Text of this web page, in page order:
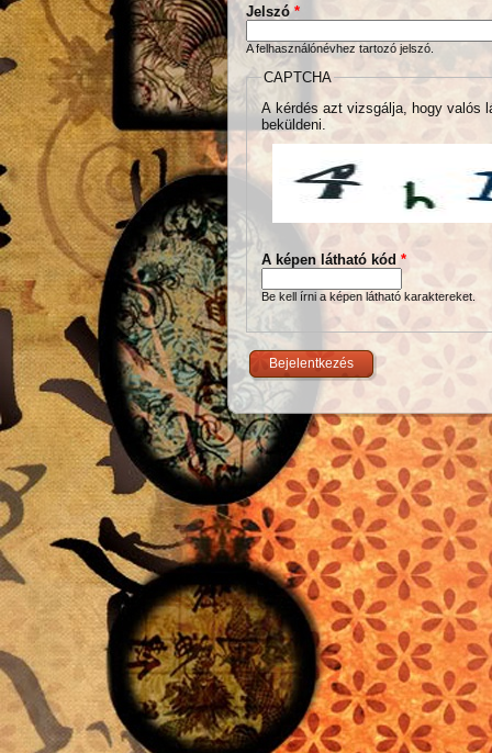
Jelszó*
A felhasználónévhez tartozó jelszó.
CAPTCHA
A kérdés azt vizsgálja, hogy valós
beküldeni.
A képen látható kód *
Be kell írni a képen látható karaktereket.